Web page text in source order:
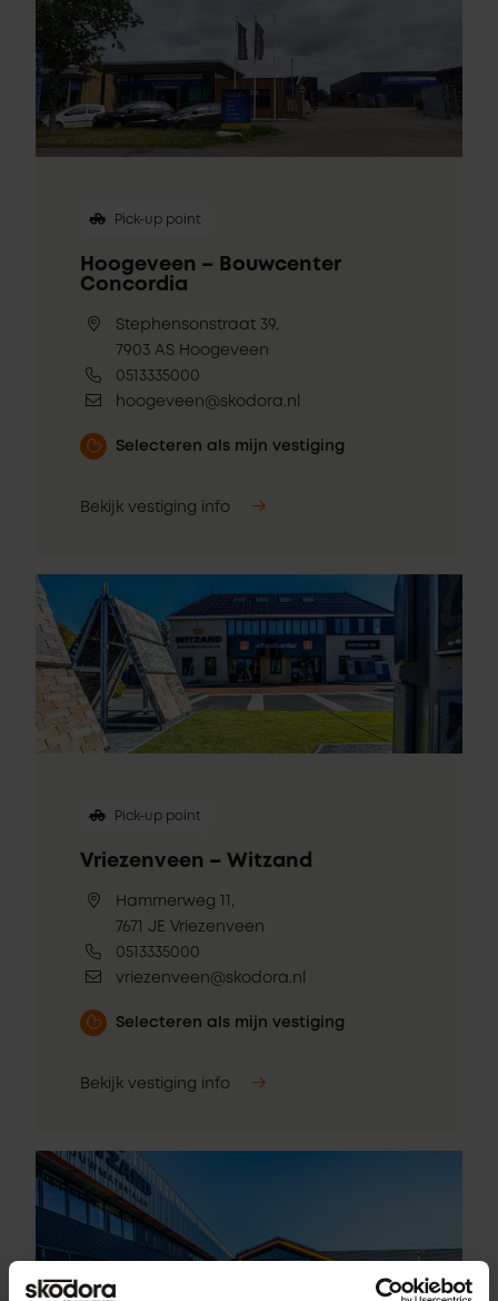
Pick-up point
Hoogeveen – Bouwcenter
Concordia
Stephensonstraat 39,
7903 AS Hoogeveen
0513335000
hoogeveen@skodora.nl
Selecteren als mijn vestiging
Bekijk vestiging info
Pick-up point
Vriezenveen – Witzand
Hammerweg 11,
7671 JE Vriezenveen
0513335000
vriezenveen@skodora.nl
Selecteren als mijn vestiging
Bekijk vestiging info